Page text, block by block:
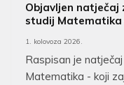
Objavljen natječaj
studij Matematika
1. kolovoza 2026.
Raspisan je
Matematika - koji